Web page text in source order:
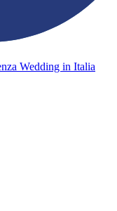
Wedding in Italia